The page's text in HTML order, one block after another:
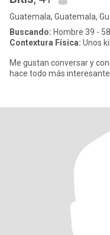
Guatemala, Guatemala,
Buscando: Hombre 39 - 58
Contextura Física: Unos
Me gustan conversar y
hace todo más interesante